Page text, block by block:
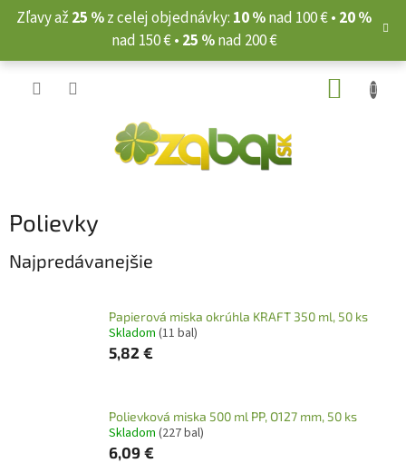
Prejsť
Zľavy až 25 %z celej objednávky: 10 %nad 100 € • 20 %
nad 150 € • 25 %nad 200 €
Polievky
Najpredávanejšie
Papierová miska okrúhla KRAFT 350 ml, 50 ks
Skladom (11 bal)
5,82 €
Polievková miska 500 ml PP, O127 mm, 50 ks
Skladom (227 bal)
6,09 €